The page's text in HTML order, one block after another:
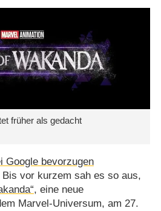
früher als gedacht
Google bevorzugen
vor kurzem sah es so aus,
, eine neue
Marvel-Universum, am 27.